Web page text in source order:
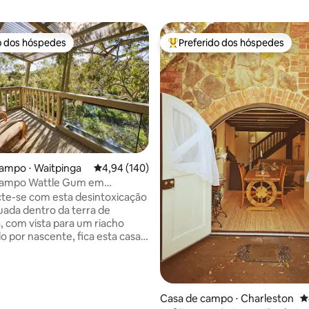
dos hóspedes
dos hóspedes
⋅ Waitpinga 4,94 de uma avaliação média de 5, 140
4,94 (140)
Wattle Gum em
se com esta desintoxicação
dentro da terra de
com vista para um riacho
por nascente, fica esta casa
Entre os melhores preferidos
Preferido dos hóspedes
Casa de campo ⋅ Charleston